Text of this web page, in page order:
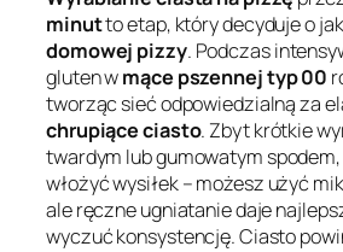
minutto etap, który decyduje o
domowej pizzy. Podczas
gluten wmące pszennej typ 00
tworząc sieć odpowiedzialną za
chrupiące ciasto. Zbyt krótkie
twardym lub gumowatym
włożyć wysiłek – możesz użyć
ale ręczne ugniatanie daje
wyczuć konsystencję. Ciasto